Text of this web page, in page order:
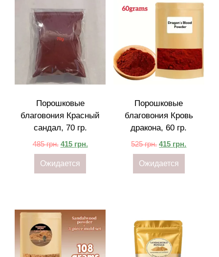
Порошковые
благовония Красный
сандал, 70 гр.
485грн. 415 грн.
Ожидается
Порошковые
благовония Кровь
дракона, 60 гр.
525грн. 415 грн.
Ожидается